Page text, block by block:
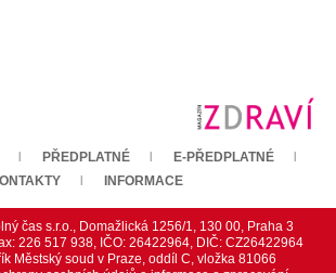
PŘEDPLATNÉ
E-PŘEDPLATNÉ
INFORMACE
čas s.r.o., Domažlická 1256/1, 130 00, Praha 3
226 517 938, IČO: 26422964, DIČ: CZ26422964
Městský soud v Praze, oddíl C, vložka 81066